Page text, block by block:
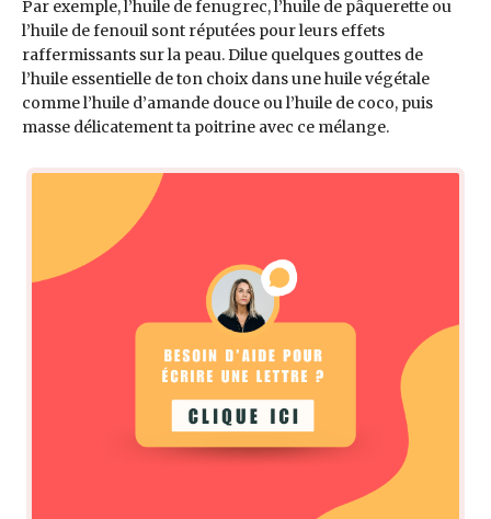
Par exemple, l’huile de fenugrec, l’huile de pâquerette ou
l’huile de fenouil sont réputées pour leurs effets
raffermissants sur la peau. Dilue quelques gouttes de
l’huile essentielle de ton choix dans une huile végétale
comme l’huile d’amande douce ou l’huile de coco, puis
masse délicatement ta poitrine avec ce mélange.